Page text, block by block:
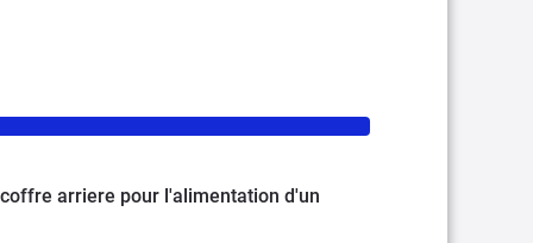
arriere pour l'alimentation d'un